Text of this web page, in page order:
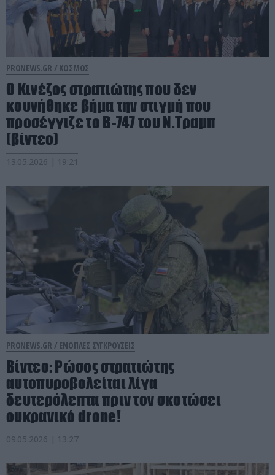
PRONEWS.GR / ΚΟΣΜΟΣ
Ο Κινέζος στρατιώτης που δεν
κουνήθηκε βήμα την στιγμή που
προσέγγιζε το B-747 του Ν.Τραμπ
(βίντεο)
13.05.2026 | 19:21
PRONEWS.GR / ΕΝΟΠΛΕΣ ΣΥΓΚΡΟΥΣΕΙΣ
Βίντεο: Ρώσος στρατιώτης
αυτοπυροβολείται λίγα
δευτερόλεπτα πριν τον σκοτώσει
ουκρανικό drone!
09.05.2026 | 13:27